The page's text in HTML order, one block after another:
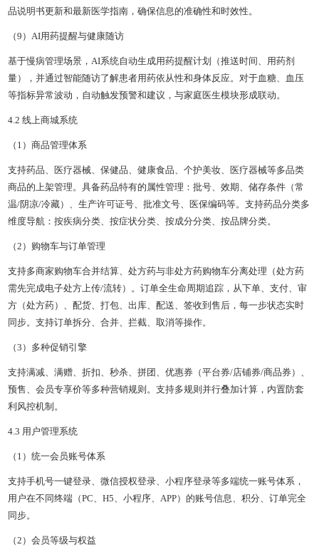
品说明书更新和最新医学指南，确保信息的准确性和时效性。
（9）AI用药提醒与健康随访
基于慢病管理场景，AI系统自动生成用药提醒计划（推送时间、用药剂
量），并通过智能随访了解患者用药依从性和身体反应。对于血糖、血压
等指标异常波动，自动触发预警和建议，与家庭医生模块形成联动。
4.2 线上商城系统
（1）商品管理体系
支持药品、医疗器械、保健品、健康食品、个护美妆、医疗器械等多品类
商品的上架管理。具备药品特有的属性管理：批号、效期、储存条件（常
温/阴凉/冷藏）、生产许可证号、批准文号、医保编码等。支持药品分类多
维度导航：按疾病分类、按症状分类、按成分分类、按品牌分类。
（2）购物车与订单管理
支持多商家购物车合并结算、处方药与非处方药购物车分离处理（处方药
需先完成电子处方上传/流转）。订单全生命周期追踪，从下单、支付、审
方（处方药）、配货、打包、出库、配送、签收到售后，每一步状态实时
同步。支持订单拆分、合并、拦截、取消等操作。
（3）多种促销引擎
支持满减、满赠、折扣、秒杀、拼团、优惠券（平台券/店铺券/商品券）、
预售、会员专享价等多种营销规则。支持多规则并行叠加计算，内置防套
利风控机制。
4.3 用户管理系统
（1）统一会员账号体系
支持手机号一键登录、微信授权登录、小程序登录等多端统一账号体系，
用户在不同终端（PC、H5、小程序、APP）的账号信息、积分、订单完全
同步。
（2）会员等级与权益